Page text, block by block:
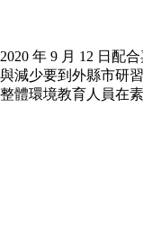
2020 年 9 月 12 日配
與減少要到外縣市研
整體環境教育人員在